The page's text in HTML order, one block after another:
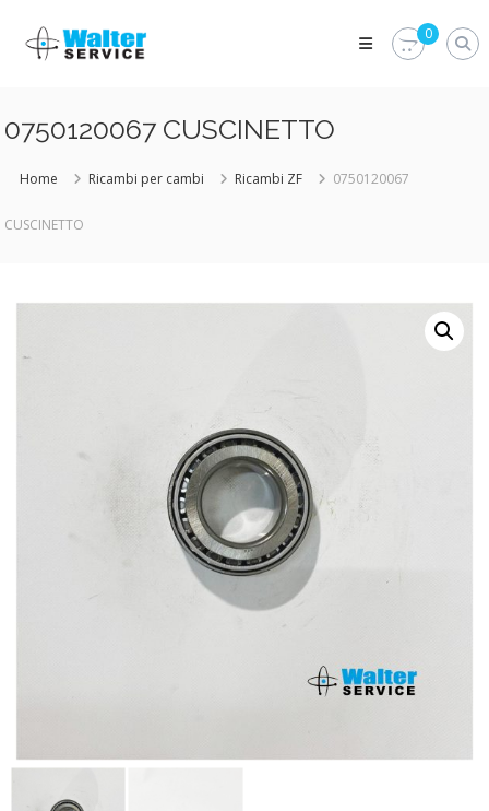
content
Walter
Service
parti
del
Vieni
0
0750120067 CUSCINETTO
Home Ricambi per cambi Ricambi ZF 0750120067
CUSCINETTO